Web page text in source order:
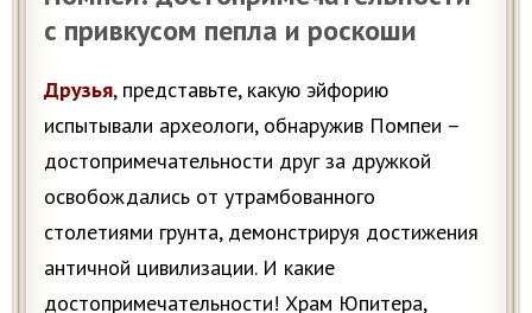
с привкусом пепла и роскоши
Друзья, представьте, какую эйфорию
испытывали археологи, обнаружив Помпеи –
достопримечательности друг за дружкой
освобождались от утрамбованного
столетиями грунта, демонстрируя достижения
античной цивилизации. И какие
достопримечательности! Храм Юпитера,